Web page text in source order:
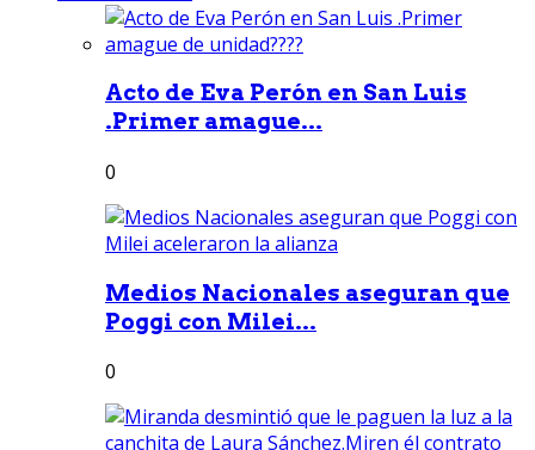
Acto de Eva Perón en San Luis
.Primer amague...
0
Medios Nacionales aseguran que
Poggi con Milei...
0